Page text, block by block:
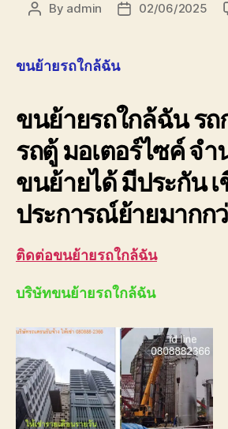
Post
By admin
Post02/06/2025
ขนย้ายรถใกล้ฉัน
ขนย้ายรถใกล้ฉัน รถ
รถตู้ มอเตอร์ไซค์ จ
ขนย้ายได้ มีประกัน
ประการณ์ย้ายมากก
ติดต่อขนย้ายรถใกล้ฉัน
บริษัทขนย้ายรถใกล้ฉัน